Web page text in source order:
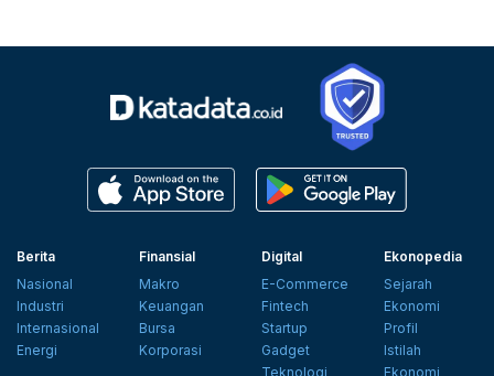
Berita
Nasional
Industri
Internasional
Energi
Finansial
Makro
Keuangan
Bursa
Korporasi
Digital
E-Commerce
Fintech
Startup
Gadget
Teknologi
Ekonopedia
Sejarah
Ekonomi
Profil
Istilah
Ekonomi